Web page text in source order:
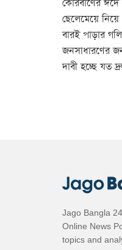
কোরবাণের ঈদে
ছেলেমেয়ে
বারই পাড়ার
জনসাধারণের
দাবী হচ্ছে যত
Jago Bangla
Online News
topics and